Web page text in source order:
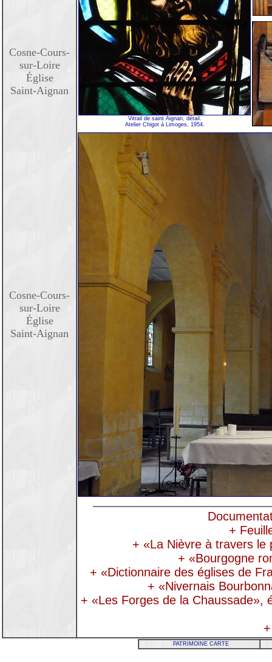
Cosne-Cours-
sur-Loire
Église
Saint-Aignan
Cosne-Cours-
sur-Loire
Église
Saint-Aignan
Vitrail de saint Aignan, détail.
Atelier Chigot à Limoges, 1954.
+
+ «La Nièvre à travers le
+ «Bourgogne
+ «Dictionnaire des églises de
+ «Nivernais
+ «Les Forges de la Chaussade»,
PATRIMOINE CARTE